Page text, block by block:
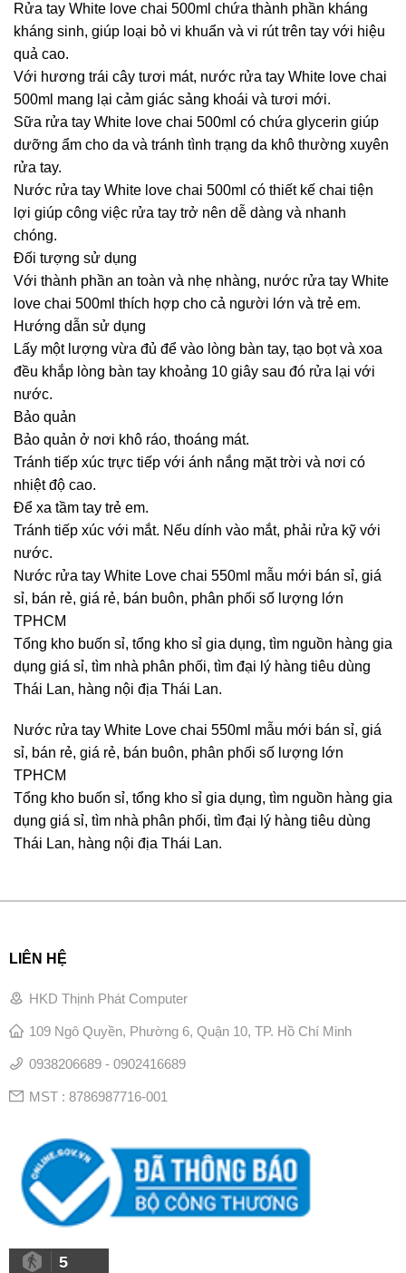
Rửa tay White love chai 500ml chứa thành phần kháng
kháng sinh, giúp loại bỏ vi khuẩn và vi rút trên tay với hiệu
quả cao.
Với hương trái cây tươi mát, nước rửa tay White love chai
500ml mang lại cảm giác sảng khoái và tươi mới.
Sữa rửa tay White love chai 500ml có chứa glycerin giúp
dưỡng ẩm cho da và tránh tình trạng da khô thường xuyên
rửa tay.
Nước rửa tay White love chai 500ml có thiết kế chai tiện
lợi giúp công việc rửa tay trở nên dễ dàng và nhanh
chóng.
Đối tượng sử dụng
Với thành phần an toàn và nhẹ nhàng, nước rửa tay White
love chai 500ml thích hợp cho cả người lớn và trẻ em.
Hướng dẫn sử dụng
Lấy một lượng vừa đủ để vào lòng bàn tay, tạo bọt và xoa
đều khắp lòng bàn tay khoảng 10 giây sau đó rửa lại với
nước.
Bảo quản
Bảo quản ở nơi khô ráo, thoáng mát.
Tránh tiếp xúc trực tiếp với ánh nắng mặt trời và nơi có
nhiệt độ cao.
Để xa tầm tay trẻ em.
Tránh tiếp xúc với mắt. Nếu dính vào mắt, phải rửa kỹ với
nước.
Nước rửa tay White Love chai 550ml mẫu mới bán sỉ, giá
sỉ, bán rẻ, giá rẻ, bán buôn, phân phối số lượng lớn
TPHCM
Tổng kho buốn sỉ, tổng kho sỉ gia dụng, tìm nguồn hàng gia
dụng giá sỉ, tìm nhà phân phối, tìm đại lý hàng tiêu dùng
Thái Lan, hàng nội địa Thái Lan.
Nước rửa tay White Love chai 550ml mẫu mới bán sỉ, giá
sỉ, bán rẻ, giá rẻ, bán buôn, phân phối số lượng lớn
TPHCM
Tổng kho buốn sỉ, tổng kho sỉ gia dụng, tìm nguồn hàng gia
dụng giá sỉ, tìm nhà phân phối, tìm đại lý hàng tiêu dùng
Thái Lan, hàng nội địa Thái Lan.
LIÊN HỆ
HKD Thịnh Phát Computer
109 Ngô Quyền, Phường 6, Quận 10, TP. Hồ Chí Minh
0938206689 - 0902416689
MST : 8786987716-001
5